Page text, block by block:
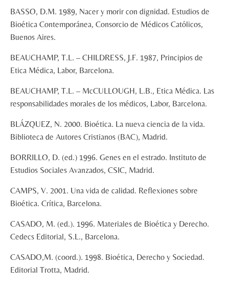
BASSO, D.M. 1989, Nacer y morir con dignidad. Estudios de
Bioética Contemporánea, Consorcio de Médicos Católicos,
Buenos Aires.
BEAUCHAMP, T.L. – CHILDRESS, J.F. 1987, Principios de
Etica Médica, Labor, Barcelona.
BEAUCHAMP, T.L. – McCULLOUGH, L.B., Etica Médica. Las
responsabilidades morales de los médicos, Labor, Barcelona.
BLÁZQUEZ, N. 2000. Bioética. La nueva ciencia de la vida.
Biblioteca de Autores Cristianos (BAC), Madrid.
BORRILLO, D. (ed.) 1996. Genes en el estrado. Instituto de
Estudios Sociales Avanzados, CSIC, Madrid.
CAMPS, V. 2001. Una vida de calidad. Reflexiones sobre
Bioética. Crítica, Barcelona.
CASADO, M. (ed.). 1996. Materiales de Bioética y Derecho.
Cedecs Editorial, S.L., Barcelona.
CASADO,M. (coord.). 1998. Bioética, Derecho y Sociedad.
Editorial Trotta, Madrid.